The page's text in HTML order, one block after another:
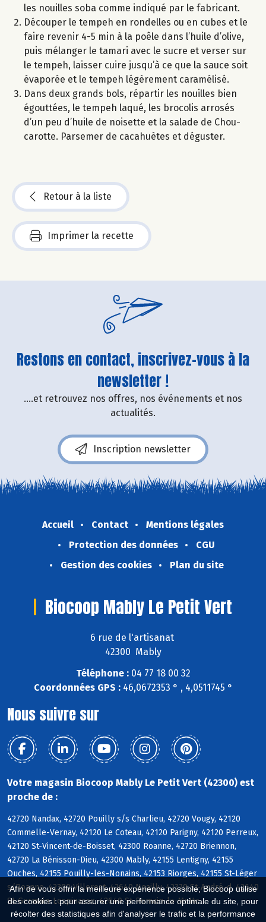
Afin de vous offrir la meilleure expérience possible, Biocoop utilise
des cookies : pour assurer une performance optimale du site, pour
récolter des statistiques afin d'analyser le trafic et la performance
les nouilles soba comme indiqué par le fabricant.
Découper le tempeh en rondelles ou en cubes et le
faire revenir 4-5 min à la poêle dans l’huile d’olive,
puis mélanger le tamari avec le sucre et verser sur
le tempeh, laisser cuire jusqu’à ce que la sauce soit
évaporée et le tempeh légèrement caramélisé.
Dans deux grands bols, répartir les nouilles bien
égouttées, le tempeh laqué, les brocolis arrosés
d’un peu d’huile de noisette et la salade de Chou-
carotte. Parsemer de cacahuètes et déguster.
Retour à la liste
Imprimer la recette
Restons en contact, inscrivez-vous à la
newsletter !
....et retrouvez nos offres, nos événements et nos
actualités.
Inscription newsletter
Accueil Contact
Mentions légales
Protection des données
CGU
Gestion des cookies
Plan du site
Biocoop Mably Le Petit Vert
6 rue de l'artisanat
42300 Mably
Téléphone :04 77 18 00 32
Coordonnées GPS :46,0672353 ° , 4,0511745 °
Nous suivre sur
Votre magasin Biocoop Mably Le Petit Vert (42300) est
proche de :
42720 Nandax, 42720 Pouilly s/s Charlieu, 42720 Vougy, 42120
Commelle-Vernay, 42120 Le Coteau, 42120 Parigny, 42120 Perreux,
42120 St-Vincent-de-Boisset, 42300 Roanne, 42720 Briennon,
42720 La Bénisson-Dieu, 42300 Mably, 42155 Lentigny, 42155
Ouches, 42155 Pouilly-les-Nonains, 42153 Riorges, 42155 St-Léger
s/Roanne, 42300 Villerest, 42640 Noailly, 42370 St-André-d, 42640
St-Germain-Lespinasse, 42640 St-Romain-la-Motte